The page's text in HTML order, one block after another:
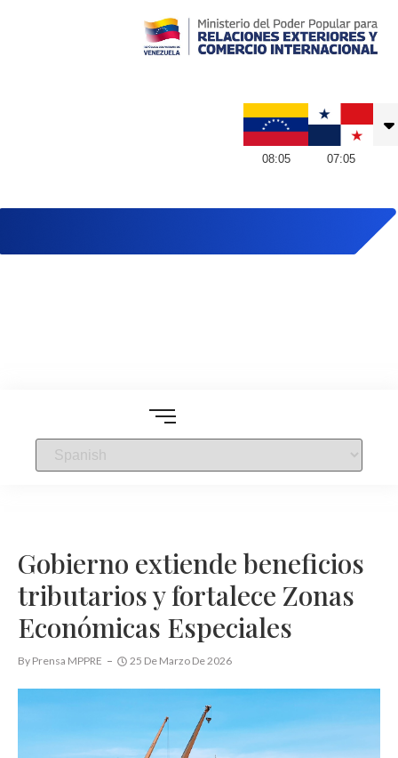
08:05 07:05
Gobierno extiende beneficios
tributarios y fortalece Zonas
Económicas Especiales
By Prensa MPPRE 25 De Marzo De 2026